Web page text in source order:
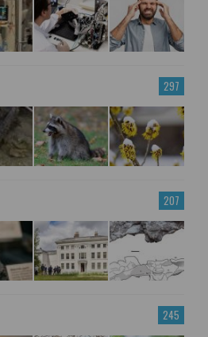
297
207
245